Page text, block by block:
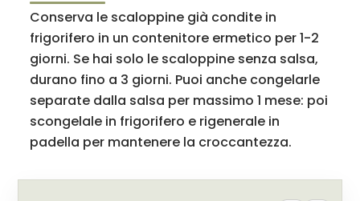
Conserva le scaloppine già condite in
frigorifero in un contenitore ermetico per 1-2
giorni. Se hai solo le scaloppine senza salsa,
durano fino a 3 giorni. Puoi anche congelarle
separate dalla salsa per massimo 1 mese: poi
scongelale in frigorifero e rigenerale in
padella per mantenere la croccantezza.